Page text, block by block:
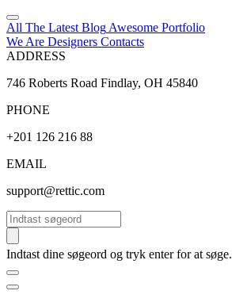
All The Latest Blog Awesome Portfolio
We Are Designers Contacts
ADDRESS
746 Roberts Road Findlay, OH 45840
PHONE
+201 126 216 88
EMAIL
support@rettic.com
Søg
Indtast dine søgeord og tryk enter for at søge.